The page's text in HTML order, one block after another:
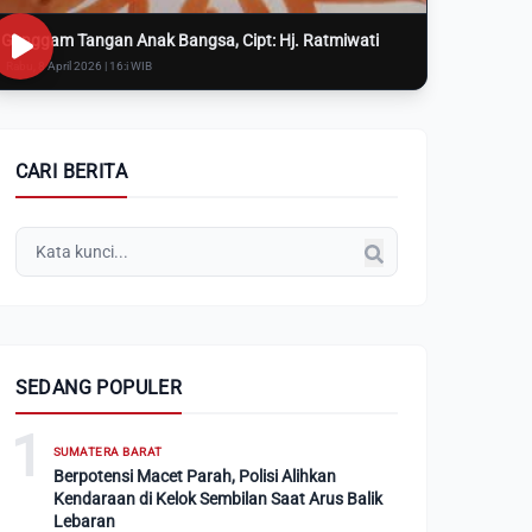
Genggam Tangan Anak Bangsa, Cipt: Hj. Ratmiwati
Rabu, 8 April 2026 | 16:i WIB
CARI BERITA
SEDANG POPULER
1 SUMATERA BARAT
Berpotensi Macet Parah, Polisi Alihkan
Kendaraan di Kelok Sembilan Saat Arus Balik
Lebaran